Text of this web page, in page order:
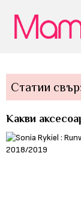
Статии
Какви